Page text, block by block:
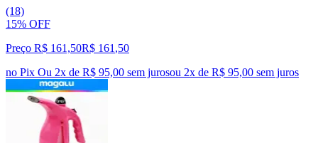
(18)
15% OFF
Preço R$ 161,50R$ 161 ,50
no Pix Ou 2x de R$ 95,00 sem jurosou 2x de R$ 95,00 sem juros